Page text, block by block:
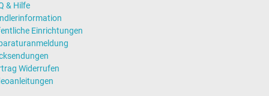
& Hilfe
Einrichtungen
Widerrufen